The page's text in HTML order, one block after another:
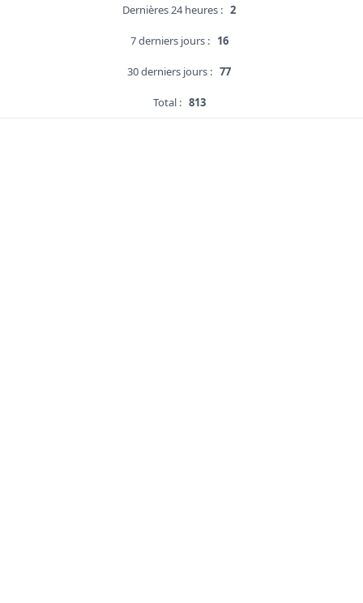
Dernières 24 heures : 2
7 derniers jours : 16
30 derniers jours : 77
Total : 813